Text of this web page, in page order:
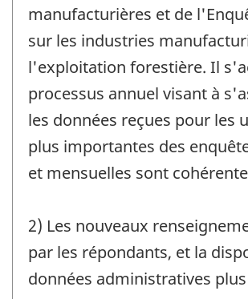
manufacturières et de
sur les industries
l'exploitation forestière. Il
processus annuel visant à
les données reçues pour les
plus importantes des
et mensuelles sont
2) Les nouveaux
par les répondants, et la
données administratives